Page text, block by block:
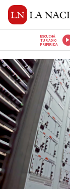
ESCUCHÁ
TU RADIO
PREFERIDA